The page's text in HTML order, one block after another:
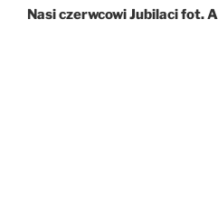
wpis
Nasi czerwcowi Jubilaci fot.